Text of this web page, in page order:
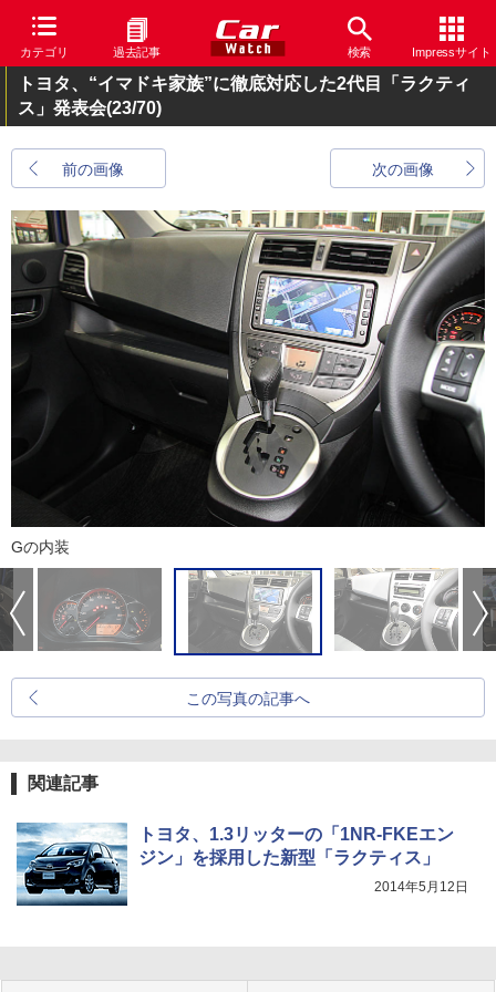
カテゴリ 過去記事 検索 Impressサイト
トヨタ、“イマドキ家族”に徹底対応した2代目「ラクティ
ス」発表会(23/70)
前の画像 次の画像
Gの内装
この写真の記事へ
関連記事
トヨタ、1.3リッターの「1NR-FKEエン
ジン」を採用した新型「ラクティス」
2014年5月12日